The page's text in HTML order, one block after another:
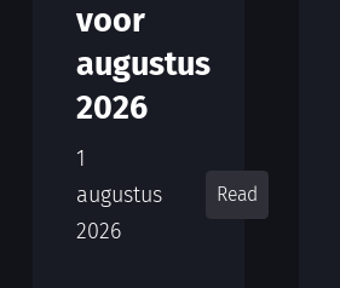
voor
augustus
2026
1
augustus
2026
Read